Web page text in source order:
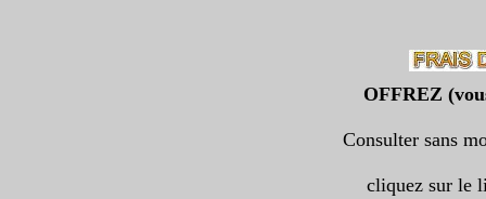
OFFREZ
Consulter sans
cliquez sur le